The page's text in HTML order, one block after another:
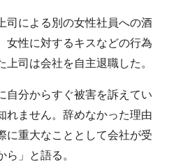
司による別の女性社員への酒
女性に対するキスなどの行為
司は会社を自主退職した。
自分からすぐ被害を訴えてい
れません。辞めなかった理由
に重大なこととして会社が受
」と語る。